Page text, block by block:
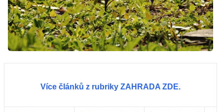
Více článků z rubriky ZAHRADA ZDE.